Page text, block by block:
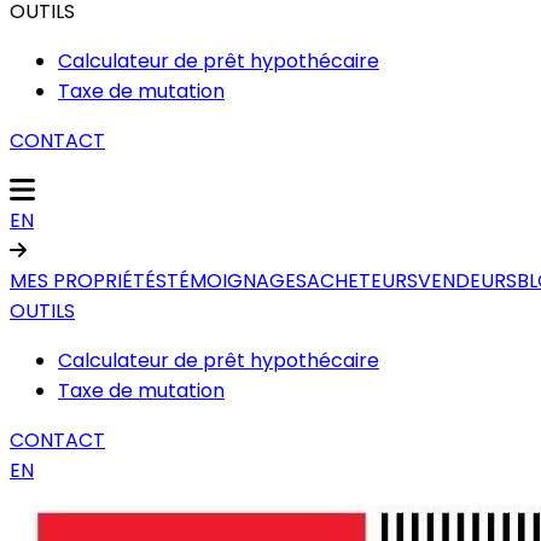
OUTILS
Calculateur de prêt hypothécaire
Taxe de mutation
CONTACT
EN
MES PROPRIÉTÉSTÉMOIGNAGESACHETEURSVENDEURS
OUTILS
Calculateur de prêt hypothécaire
Taxe de mutation
CONTACT
EN